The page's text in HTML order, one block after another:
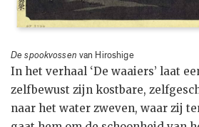
De spookvossen van Hiroshige
In het verhaal ‘De waaiers’ laat
zelfbewust zijn kostbare,
naar het water zweven, waar zij